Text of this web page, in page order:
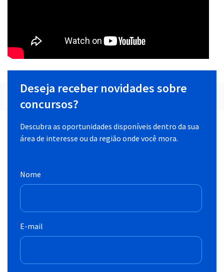
Deseja receber novidades sobre
concursos?
Descubra as oportunidades disponíveis dentro da sua
área de interesse ou da região onde você mora.
Nome
E-mail